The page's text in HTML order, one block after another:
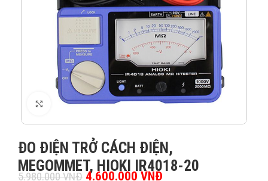
XEM ẢNH
ĐO ĐIỆN TRỞ CÁCH ĐIỆN,
MEGOMMET, HIOKI IR4018-20
5.980.000VNĐ Giá gốc là: 5.980.000 VNĐ.
4.600.000 VNĐ